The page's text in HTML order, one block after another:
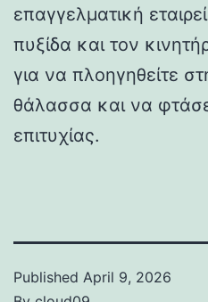
επαγγελματική
πυξίδα και τον
για να πλοηγηθείτε
θάλασσα και να
επιτυχίας.
Published April 9, 2026